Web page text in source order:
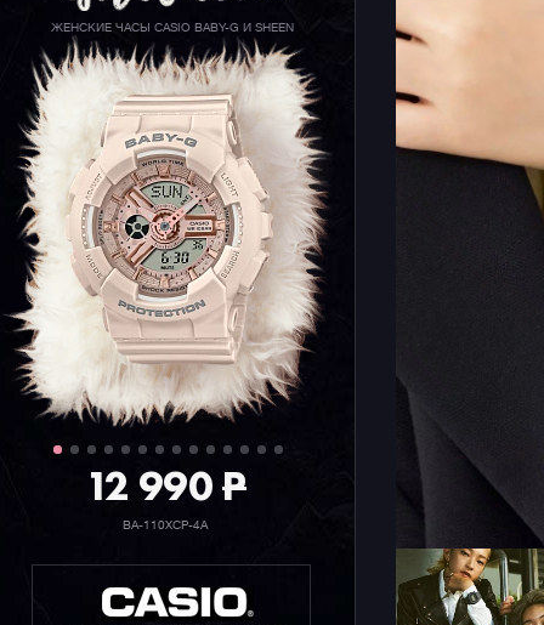
ЖЕНСКИЕ ЧАСЫ CASIO BABY-G И SHEEN
12 990P
BA-110XCP-4A
и
корпуса,
что
женских